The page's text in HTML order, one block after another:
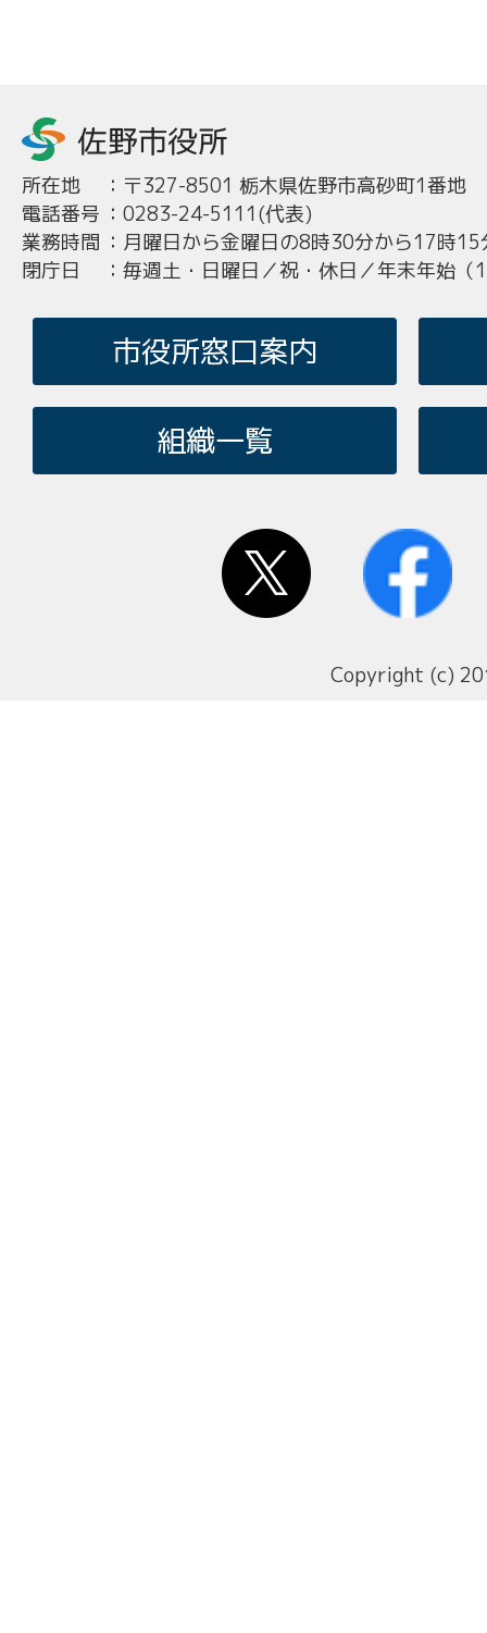
所在地 ： 〒327-8501 栃木県佐野市高砂町1番地
電話番号 ： 0283-24-5111(代表)
業務時間 ： 月曜日から金曜日の8時30分から17時15
閉庁日
： 毎週土・日曜日／祝・休日／年末年始
市役所窓口案内
組織一覧
Copyright (c)